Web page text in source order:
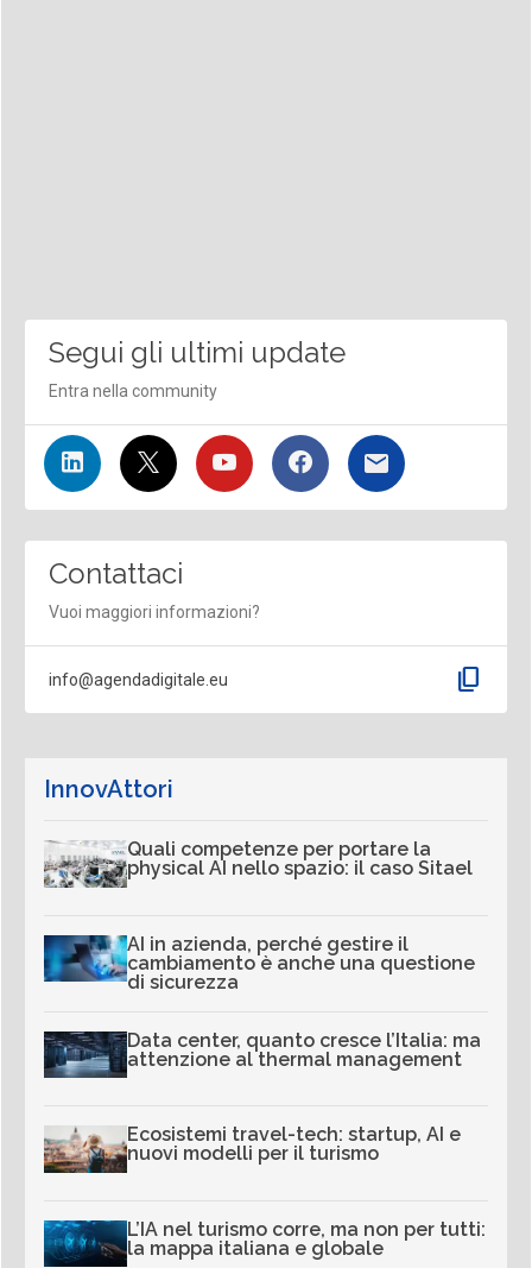
Segui gli ultimi update
Entra nella community
Contattaci
Vuoi maggiori informazioni?
info@agendadigitale.eu content_copy
InnovAttori
Quali competenze per portare la
physical AI nello spazio: il caso Sitael
AI in azienda, perché gestire il
cambiamento è anche una questione
di sicurezza
Data center, quanto cresce l’Italia: ma
attenzione al thermal management
Ecosistemi travel-tech: startup, AI e
nuovi modelli per il turismo
L’IA nel turismo corre, ma non per tutti:
la mappa italiana e globale